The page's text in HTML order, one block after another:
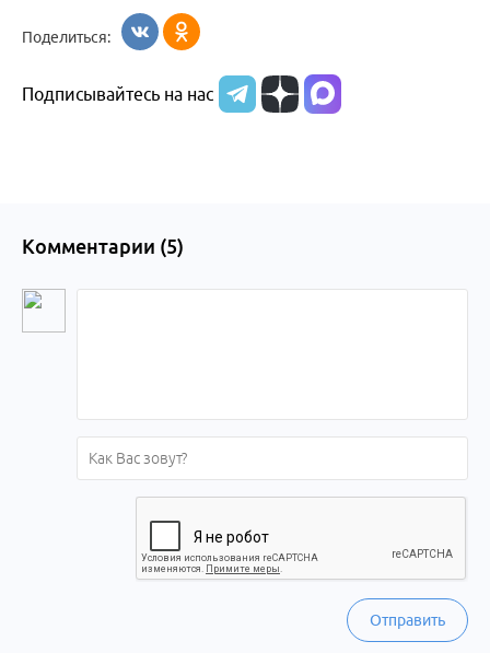
Поделиться:
Подписывайтесь на нас
Комментарии (5)
Отправить